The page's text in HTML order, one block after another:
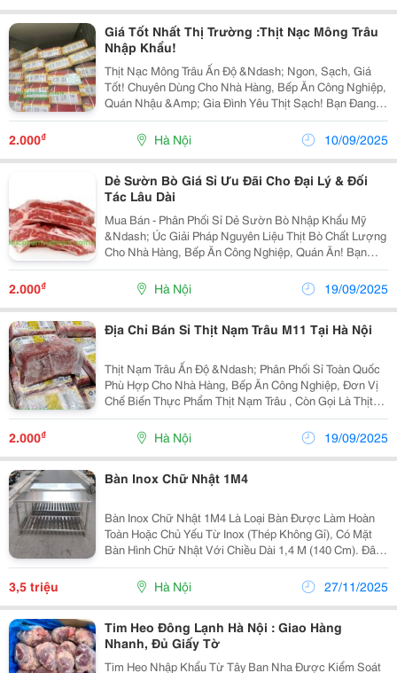
Giá Tốt Nhất Thị Trường :Thịt Nạc Mông Trâu
Nhập Khẩu!
Thịt Nạc Mông Trâu Ấn Độ &Ndash; Ngon, Sạch, Giá
Tốt! Chuyên Dùng Cho Nhà Hàng, Bếp Ăn Công Nghiệp,
Quán Nhậu &Amp; Gia Đình Yêu Thịt Sạch! Bạn Đang
Tìm Một Loại Thịt Nạc, Chắc, Đậm Đà , Phù Hợp Để
Xào, Nướng, Kho Hay Hầm? Thịt Nạc Mông Trâu Ấn...
2.000₫ Hà Nội 10/09/2025
Dẻ Sườn Bò Giá Sỉ Ưu Đãi Cho Đại Lý & Đối
Tác Lâu Dài
Mua Bán - Phân Phối Sỉ Dẻ Sườn Bò Nhập Khẩu Mỹ
&Ndash; Úc Giải Pháp Nguyên Liệu Thịt Bò Chất Lượng
Cho Nhà Hàng, Bếp Ăn Công Nghiệp, Quán Ăn! Bạn
Đang Tìm Kiếm Nguồn Dẻ Sườn Bò Nhập Khẩu Chính
Ngạch , Chất Lượng Ổn Định, Giá Sỉ Cạnh Tranh...
2.000₫ Hà Nội 19/09/2025
Địa Chỉ Bán Sỉ Thịt Nạm Trâu M11 Tại Hà Nội
Thịt Nạm Trâu Ấn Độ &Ndash; Phân Phối Sỉ Toàn Quốc
Phù Hợp Cho Nhà Hàng, Bếp Ăn Công Nghiệp, Đơn Vị
Chế Biến Thực Phẩm Thịt Nạm Trâu , Còn Gọi Là Thịt
Bụng Trâu , Được Xẻ Từ Phần Ức Của Con Trâu
&Ndash; Nơi Có Nhiều Mỡ Và Gân Xen Kẽ Trong...
2.000₫ Hà Nội 19/09/2025
Bàn Inox Chữ Nhật 1M4
Bàn Inox Chữ Nhật 1M4 Là Loại Bàn Được Làm Hoàn
Toàn Hoặc Chủ Yếu Từ Inox (Thép Không Gỉ), Có Mặt
Bàn Hình Chữ Nhật Với Chiều Dài 1,4 M (140 Cm). Đây
Là Kích Thước Phổ Biến Trong Gia Đình, Quán Ăn, Nhà
Hàng, Bếp Công Nghiệp, Hay Các Không Gian Cần...
3,5 triệu Hà Nội 27/11/2025
Tim Heo Đông Lạnh Hà Nội : Giao Hàng
Nhanh, Đủ Giấy Tờ
Tim Heo Nhập Khẩu Từ Tây Ban Nha Được Kiểm Soát